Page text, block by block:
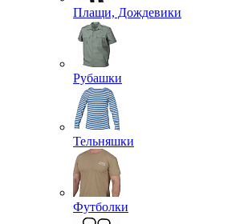
Плащи, Дождевики
Рубашки
Тельняшки
Футболки